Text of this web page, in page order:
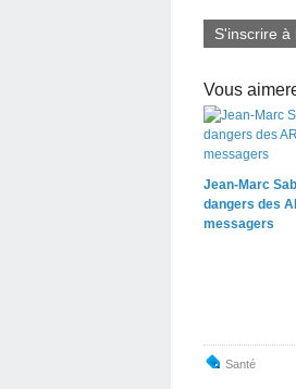
S'inscrire à
Vous
Jean-Marc
dangers des
messagers
Santé